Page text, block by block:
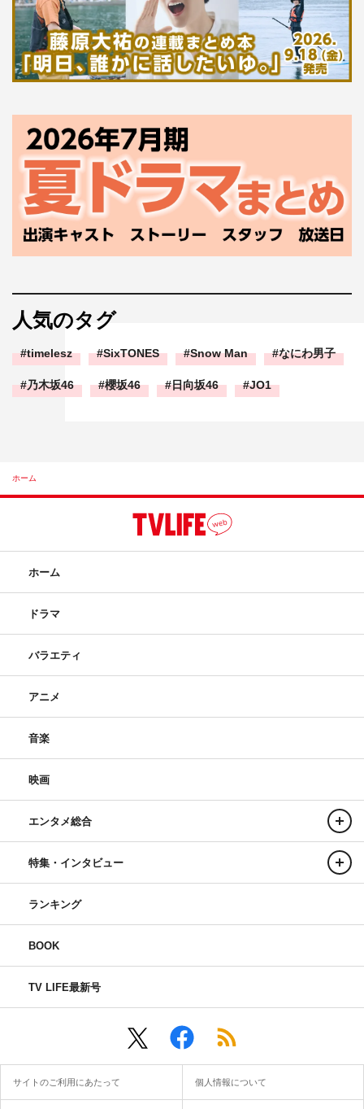
人気のタグ
timelesz SixTONES Snow Man なにわ男子
乃木坂46 櫻坂46 日向坂46 JO1
ホーム
ホーム
ドラマ
バラエティ
アニメ
音楽
映画
エンタメ総合
特集・インタビュー
ランキング
BOOK
TV LIFE最新号
サイトのご利用にあたって 個人情報について